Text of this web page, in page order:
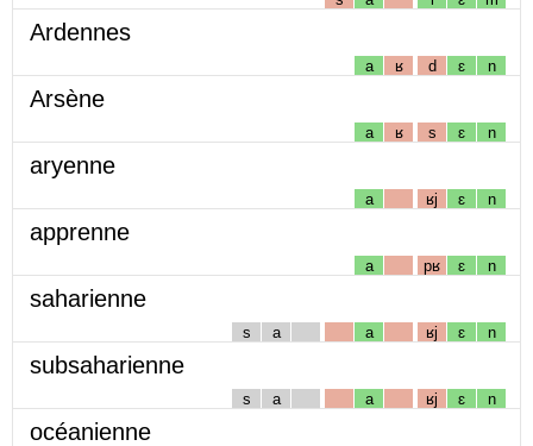
Ardennes
a ʁ d ɛ n
Arsène
a ʁ s ɛ n
aryenne
a ʁj ɛ n
apprenne
a pʁ ɛ n
saharienne
s a a ʁj ɛ n
subsaharienne
s a a ʁj ɛ n
océanienne